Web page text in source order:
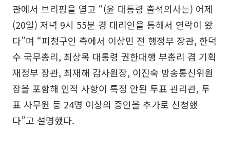
관에서 브리핑을 열고 “(윤 대통령 출석의사는) 어제
(20일) 저녁 9시 55분 경 대리인을 통해서 연락이 왔
다”며 “피청구인 측에서 이상민 전 행정부 장관, 한덕
수 국무총리, 최상목 대통령 권한대행 부총리 겸 기획
재정부 장관, 최재해 감사원장, 이진숙 방송통신위원
장을 포함해 인적 사항이 특정 안된 투표 관리관, 투
표 사무원 등 24명 이상의 증인을 추가로 신청했
다”고 설명했다.